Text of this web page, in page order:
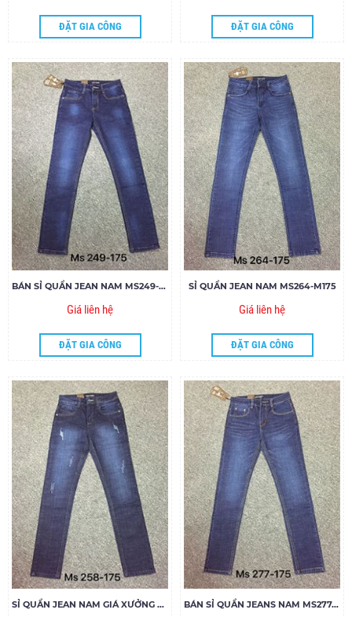
ĐẶT GIA CÔNG ĐẶT GIA CÔNG
BÁN SỈ QUẦN JEAN NAM MS249-Q175
Giá liên hệ
ĐẶT GIA CÔNG
SỈ QUẦN JEAN NAM MS264-M175
Giá liên hệ
ĐẶT GIA CÔNG
SỈ QUẦN JEAN NAM GIÁ XƯỞNG MS258-J175 BÁN SỈ QUẦN JEANS NAM MS277-F175